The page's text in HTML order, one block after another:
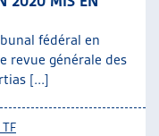
fédéral en
revue générale des
[...]